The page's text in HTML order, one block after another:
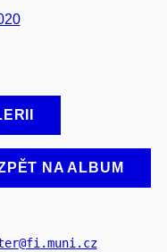
NA ALBUM
@fi.muni.cz